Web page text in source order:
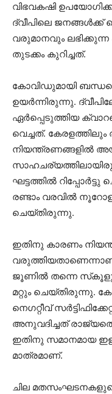
വിഭവകഷി
ദ്വീപിലെ ജനങ്ങള്‍ക്ക്
വരുമാനവും
തുടക്കം കുറിച്ചത്.
കോവിഡുമായി
ഉയര്‍ന്നിരുന്നു.
ഏര്‍പ്പെടുത്തിയ
വെച്ചത്.
നിയന്ത്രണങ്ങളില്‍
ഘട്ടത്തില്‍
രണ്ടാം വരവില്‍
ചെയ്തിരുന്നു.
ഇതിനു കാരണം
ജൂണില്‍ തന്നെ
മറ്റും ചെയ്തിരുന്നു.
നെഗറ്റീവ്
അനുവദിച്ചത്
ഇതിനു സമാനമായ
മാത്രമാണ്.
ചില